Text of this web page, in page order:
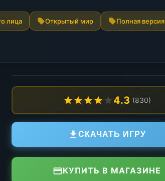
лица Открытый мир Полная версия
4.3 (830)
СКАЧАТЬ ИГРУ
КУПИТЬ В МАГАЗИНЕ